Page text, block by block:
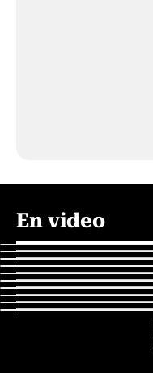
En video